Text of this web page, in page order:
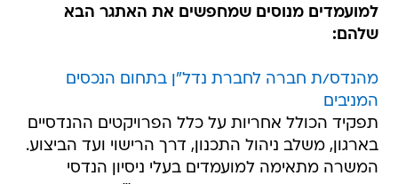
למועמדים מנוסים שמחפשים את האתגר הבא
שלהם:
מהנדס/ת חברה לחברת נדל"ן בתחום הנכסים
המניבים
תפקיד הכולל אחריות על כלל הפרויקטים ההנדסיים
בארגון, משלב ניהול התכנון, דרך הרישוי ועד הביצוע.
המשרה מתאימה למועמדים בעלי ניסיון הנדסי